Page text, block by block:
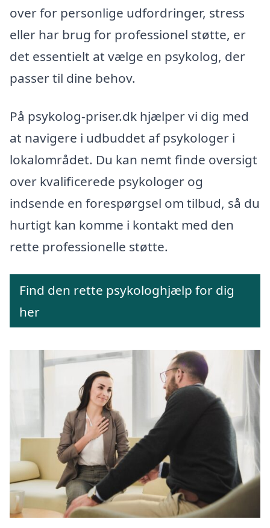
over for personlige udfordringer, stress
eller har brug for professionel støtte, er
det essentielt at vælge en psykolog, der
passer til dine behov.
På psykolog-priser.dk hjælper vi dig med
at navigere i udbuddet af psykologer i
lokalområdet. Du kan nemt finde oversigt
over kvalificerede psykologer og
indsende en forespørgsel om tilbud, så du
hurtigt kan komme i kontakt med den
rette professionelle støtte.
Find den rette psykologhjælp for dig
her